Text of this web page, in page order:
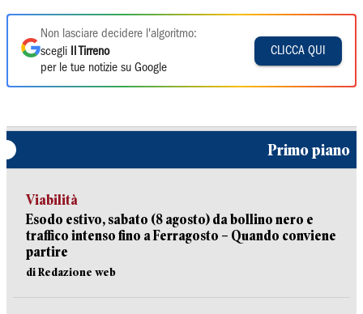
Non lasciare decidere l'algoritmo:
scegli
Il Tirreno
per le tue notizie su Google
CLICCA QUI
Primo piano
Viabilità
Esodo estivo, sabato (8 agosto) da bollino nero e
traffico intenso fino a Ferragosto – Quando conviene
partire
di Redazione web